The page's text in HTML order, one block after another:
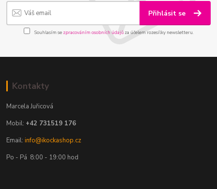
Přihlásit se
Souhlasím se zpracováním osobních údajůza účelem rozesílky newsletteru.
Kontakty
Marcela Juřicová
Mobil: +42 731519 176
Email:info@ikockashop.cz
Po - Pá 8:00 - 19:00 hod